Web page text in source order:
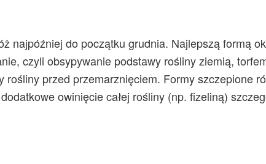
najpóźniej do początku grudnia. Najlepszą formą
czyli obsypywanie podstawy rośliny ziemią,
rośliny przed przemarznięciem. Formy szczepione
owinięcie całej rośliny (np. fizeliną)